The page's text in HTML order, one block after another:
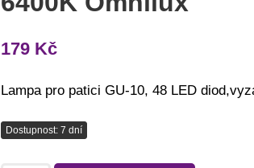
179 Kč
Lampa pro patici GU-10, 48 LED
Dostupnost: 7 dní